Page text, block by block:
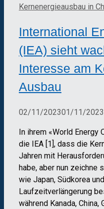
Kernenergieausbau in
International
(IEA) sieht
Interesse am
Ausbau
02/11/202301/11/2023
In ihrem «World Energy
die IEA [1], dass die
Jahren mit
habe, aber nun zeichne
wie Japan, Südkorea
Laufzeitverlängerung
während Kanada, China,